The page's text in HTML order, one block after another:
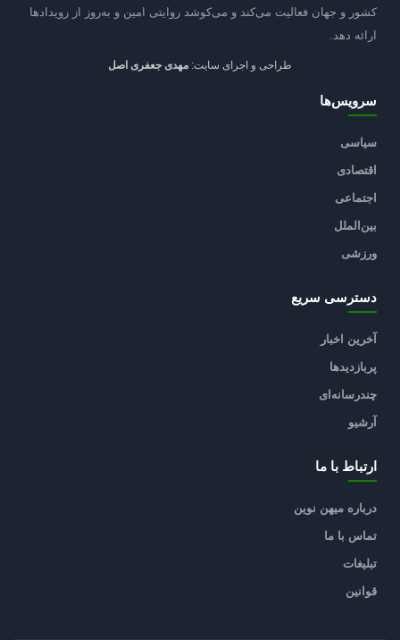
کشور و جهان فعالیت می‌کند و می‌کوشد روایتی امین و به‌روز از رویدادها
ارائه دهد.
طراحی و اجرای سایت: مهدی جعفری اصل
سرویس‌ها
سیاسی
اقتصادی
اجتماعی
بین‌الملل
ورزشی
دسترسی سریع
آخرین اخبار
پربازدیدها
چندرسانه‌ای
آرشیو
ارتباط با ما
درباره میهن نوین
تماس با ما
تبلیغات
قوانین